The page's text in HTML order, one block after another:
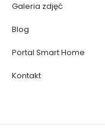
Galeria zdjęć
Blog
Portal Smart Home
Kontakt